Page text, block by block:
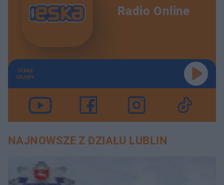
Radio Online
TERAZ
GRAMY
NAJNOWSZE Z DZIAŁU LUBLIN